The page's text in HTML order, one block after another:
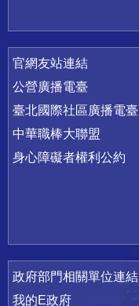
官網友站連結
公營廣播電臺
臺北國際社區廣播電臺
中華職棒大聯盟
身心障礙者權利公約
政府部門相關單位連結
我的E政府